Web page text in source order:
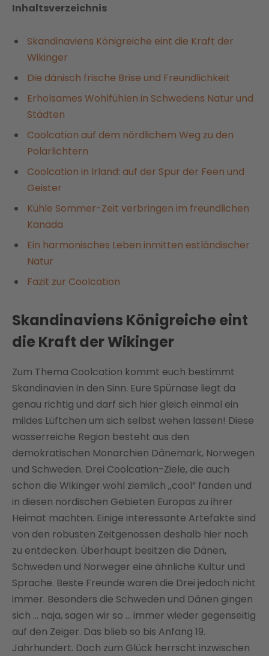
Inhaltsverzeichnis
Skandinaviens Königreiche eint die Kraft der
Wikinger
Die dänisch frische Brise und Freundlichkeit
Erholsames Wohlfühlen in Schwedens Natur und
Städten
Coolcation auf dem nördlichem Weg zu den
Polarlichtern
Coolcation in Irland: auf der Spur der Feen und
Geister
Kühle Sommer-Zeit verbringen im freundlichen
Kanada
Ein harmonisches Leben inmitten estländischer
Natur
Fazit zur Coolcation
Skandinaviens Königreiche eint
die Kraft der Wikinger
Zum Thema Coolcation kommt euch bestimmt
Skandinavien in den Sinn. Eure Spürnase liegt da
genau richtig und darf sich hier gleich einmal ein
mildes Lüftchen um sich selbst wehen lassen! Diese
wasserreiche Region besteht aus den
demokratischen Monarchien Dänemark, Norwegen
und Schweden. Drei Coolcation-Ziele, die auch
schon die Wikinger wohl ziemlich „cool“ fanden und
in diesen nordischen Gebieten Europas zu ihrer
Heimat machten. Einige interessante Artefakte sind
von den robusten Zeitgenossen deshalb hier noch
zu entdecken. Überhaupt besitzen die Dänen,
Schweden und Norweger eine ähnliche Kultur und
Sprache. Beste Freunde waren die Drei jedoch nicht
immer. Besonders die Schweden und Dänen gingen
sich … naja, sagen wir so … immer wieder gegenseitig
auf den Zeiger. Das blieb so bis Anfang 19.
Jahrhundert. Doch zum Glück herrscht inzwischen